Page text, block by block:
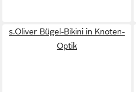
s.Oliver Bügel-Bikini in Knoten-
Optik